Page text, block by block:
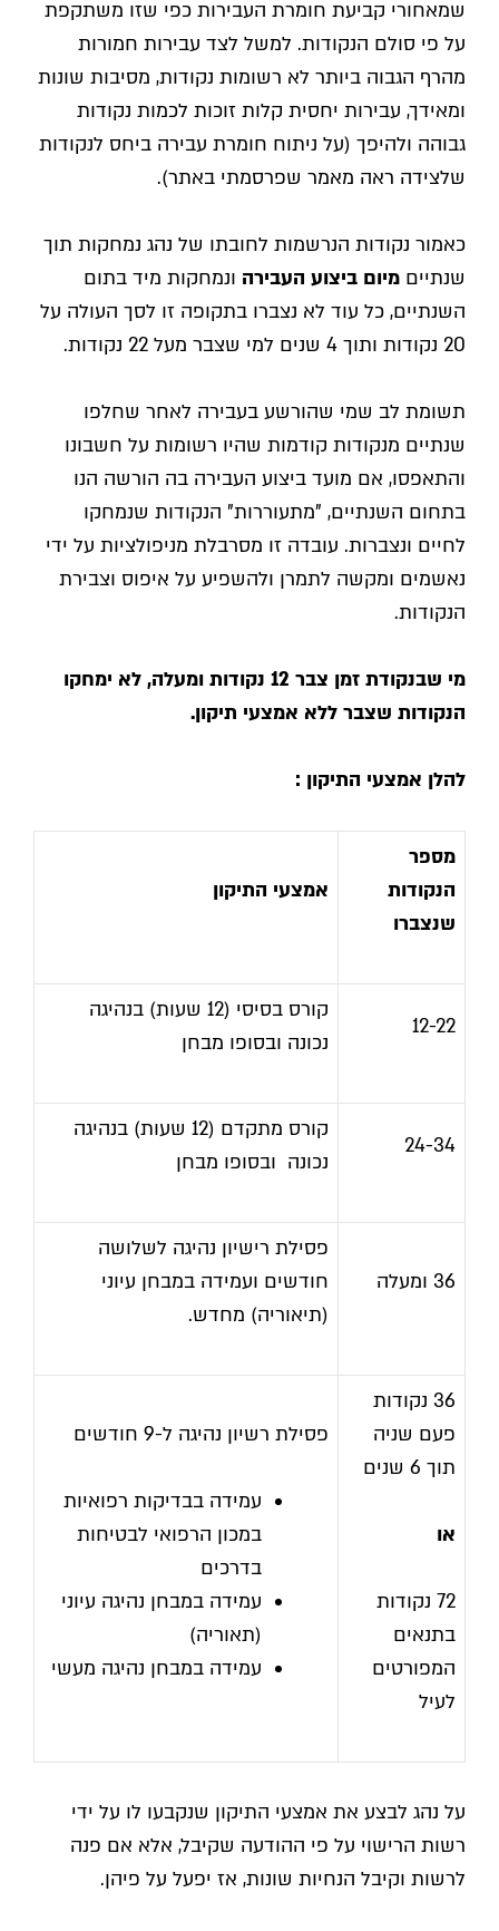
שמאחורי קביעת חומרת העבירות כפי שזו משתקפת
על פי סולם הנקודות. למשל לצד עבירות חמורות
מהרף הגבוה ביותר לא רשומות נקודות, מסיבות שונות
ומאידך, עבירות יחסית קלות זוכות לכמות נקודות
גבוהה ולהיפך (על ניתוח חומרת עבירה ביחס לנקודות
שלצידה ראה מאמר שפרסמתי באתר).
כאמור נקודות הנרשמות לחובתו של נהג נמחקות תוך
שנתיים מיום ביצוע העבירה ונמחקות מיד בתום
השנתיים, כל עוד לא נצברו בתקופה זו לסך העולה על
20 נקודות ותוך 4 שנים למי שצבר מעל 22 נקודות.
תשומת לב שמי שהורשע בעבירה לאחר שחלפו
שנתיים מנקודות קודמות שהיו רשומות על חשבונו
והתאפסו, אם מועד ביצוע העבירה בה הורשה הנו
בתחום השנתיים, "מתעוררות" הנקודות שנמחקו
לחיים ונצברות. עובדה זו מסרבלת מניפולציות על ידי
נאשמים ומקשה לתמרן ולהשפיע על איפוס וצבירת
הנקודות.
מי שבנקודת זמן צבר 12 נקודות ומעלה, לא ימחקו
הנקודות שצבר ללא אמצעי תיקון.
להלן אמצעי התיקון :
מספר
הנקודות
שנצברו
אמצעי התיקון
12-22
קורס בסיסי (12 שעות) בנהיגה
נכונה ובסופו מבחן
24-34
קורס מתקדם (12 שעות) בנהיגה
נכונה ובסופו מבחן
36 ומעלה
פסילת רישיון נהיגה לשלושה
חודשים ועמידה במבחן עיוני
(תיאוריה) מחדש.
36 נקודות
פעם שניה
תוך 6 שנים
או
72 נקודות
בתנאים
המפורטים
לעיל
פסילת רשיון נהיגה ל-9 חודשים
עמידה בבדיקות רפואיות
במכון הרפואי לבטיחות
בדרכים
עמידה במבחן נהיגה עיוני
(תאוריה)
עמידה במבחן נהיגה מעשי
על נהג לבצע את אמצעי התיקון שנקבעו לו על ידי
רשות הרישוי על פי ההודעה שקיבל, אלא אם פנה
לרשות וקיבל הנחיות שונות, אז יפעל על פיהן.